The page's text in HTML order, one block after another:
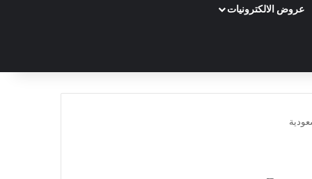
عروض الالكترونيات